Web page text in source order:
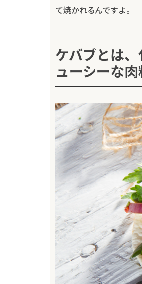
て焼かれるんですよ。
ケバブとは
ューシーな肉